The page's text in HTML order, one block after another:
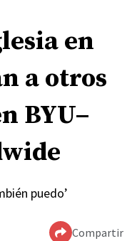
en
a otros
BYU–
puedo’
Compartir